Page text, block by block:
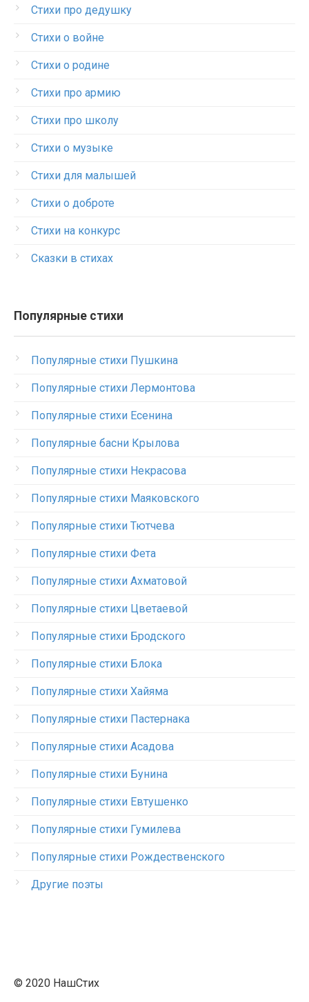
Стихи про дедушку
Стихи о войне
Стихи о родине
Стихи про армию
Стихи про школу
Стихи о музыке
Стихи для малышей
Стихи о доброте
Стихи на конкурс
Сказки в стихах
Популярные стихи
Популярные стихи Пушкина
Популярные стихи Лермонтова
Популярные стихи Есенина
Популярные басни Крылова
Популярные стихи Некрасова
Популярные стихи Маяковского
Популярные стихи Тютчева
Популярные стихи Фета
Популярные стихи Ахматовой
Популярные стихи Цветаевой
Популярные стихи Бродского
Популярные стихи Блока
Популярные стихи Хайяма
Популярные стихи Пастернака
Популярные стихи Асадова
Популярные стихи Бунина
Популярные стихи Евтушенко
Популярные стихи Гумилева
Популярные стихи Рождественского
Другие поэты
© 2020 НашСтих